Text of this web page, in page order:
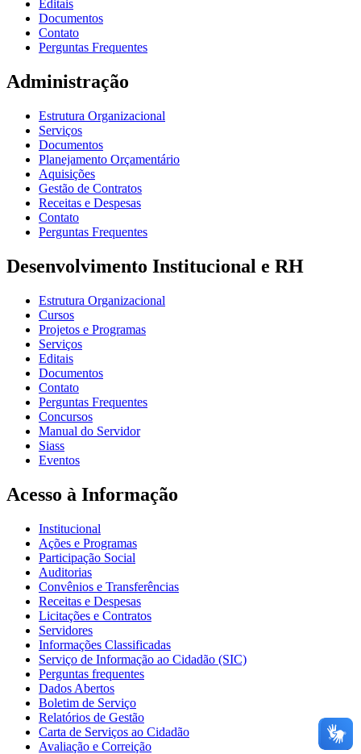
Editais
Documentos
Contato
Perguntas Frequentes
Administração
Estrutura Organizacional
Serviços
Documentos
Planejamento Orçamentário
Aquisições
Gestão de Contratos
Receitas e Despesas
Contato
Perguntas Frequentes
Desenvolvimento Institucional e RH
Estrutura Organizacional
Cursos
Projetos e Programas
Serviços
Editais
Documentos
Contato
Perguntas Frequentes
Concursos
Manual do Servidor
Siass
Eventos
Acesso à Informação
Institucional
Ações e Programas
Participação Social
Auditorias
Convênios e Transferências
Receitas e Despesas
Licitações e Contratos
Servidores
Informações Classificadas
Serviço de Informação ao Cidadão (SIC)
Perguntas frequentes
Dados Abertos
Boletim de Serviço
Relatórios de Gestão
Carta de Serviços ao Cidadão
Avaliação e Correição